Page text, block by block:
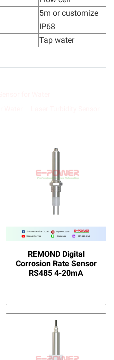
5m or customize
IP68
Tap water
REMOND Digital
Corrosion Rate Sensor
RS485 4-20mA